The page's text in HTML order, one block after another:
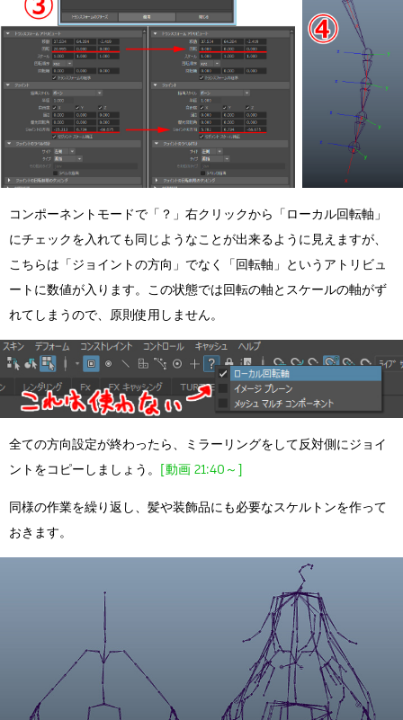
コンポーネントモードで「？」右クリックから「ローカル回転軸」
にチェックを入れても同じようなことが出来るように見えますが、
こちらは「ジョイントの方向」でなく「回転軸」というアトリビュ
ートに数値が入ります。この状態では回転の軸とスケールの軸がず
れてしまうので、原則使用しません。
全ての方向設定が終わったら、ミラーリングをして反対側にジョイ
ントをコピーしましょう。 [動画 21:40～]
同様の作業を繰り返し、髪や装飾品にも必要なスケルトンを作って
おきます。